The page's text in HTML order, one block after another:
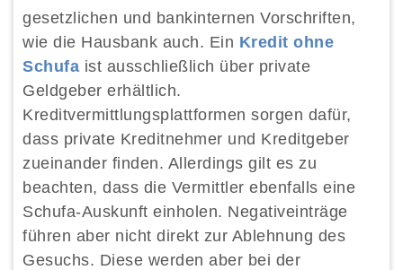
gesetzlichen und bankinternen Vorschriften,
wie die Hausbank auch. Ein Kredit ohne
Schufa ist ausschließlich über private
Geldgeber erhältlich.
Kreditvermittlungsplattformen sorgen dafür,
dass private Kreditnehmer und Kreditgeber
zueinander finden. Allerdings gilt es zu
beachten, dass die Vermittler ebenfalls eine
Schufa-Auskunft einholen. Negativeinträge
führen aber nicht direkt zur Ablehnung des
Gesuchs. Diese werden aber bei der